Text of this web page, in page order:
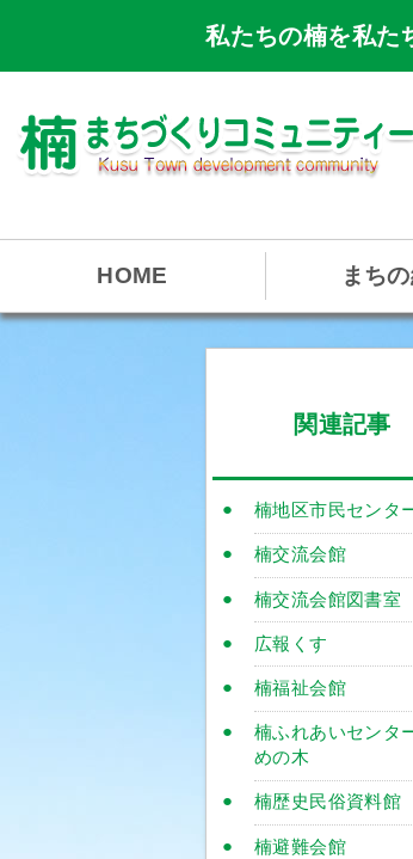
私たちの楠を私
HOME まち
関連記事
楠地区市民センタ
楠交流会館
楠交流会館図書室
広報くす
楠福祉会館
楠ふれあいセンタ
めの木
楠歴史民俗資料館
楠避難会館